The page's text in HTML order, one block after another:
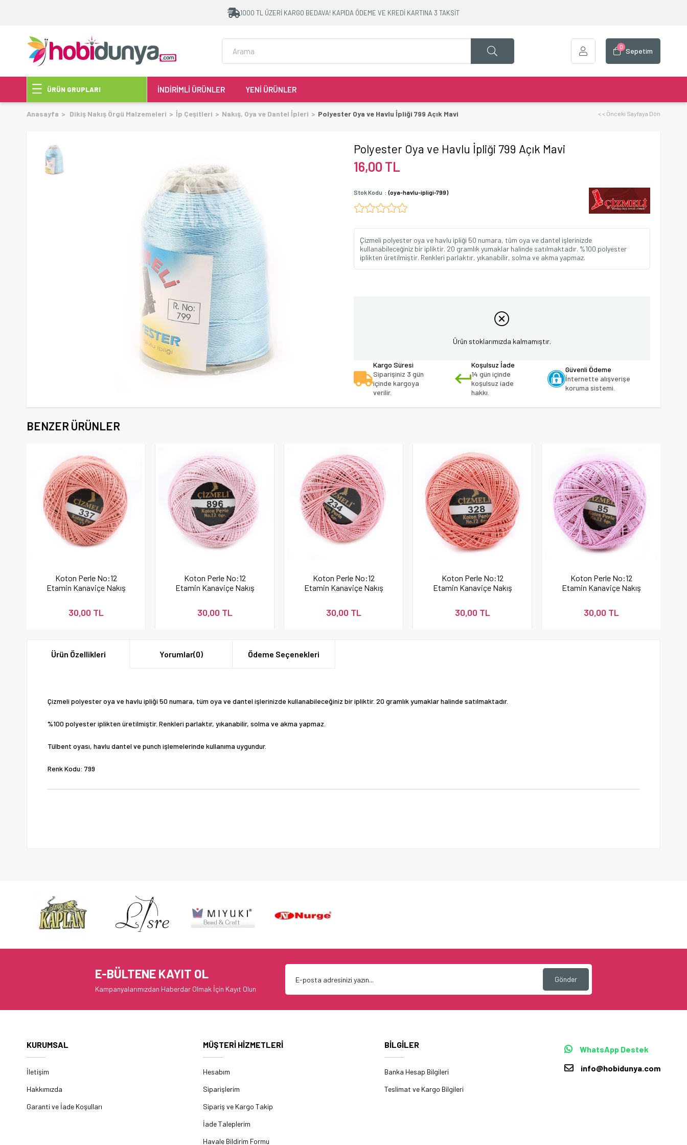
1000 TL ÜZERİ KARGO BEDAVA! KAPIDA ÖDEME VE KREDİ KARTINA 3 TAKSİT
Sepetim
0
ÜRÜN GRUPLARI İNDİRİMLİ ÜRÜNLER YENİ ÜRÜNLER
Anasayfa Dikiş Nakış Örgü Malzemeleri İp Çeşitleri Nakış, Oya ve Dantel İpleri Polyester Oya ve Havlu İpliği 799 Açık Mavi < < Önceki Sayfaya Dön
Polyester Oya ve Havlu İpliği 799 Açık Mavi
16,00 TL
Stok Kodu (oya-havlu-ipligi-799)
Çizmeli polyester oya ve havlu ipliği 50 numara, tüm oya ve dantel işlerinizde
kullanabileceğiniz bir ipliktir. 20 gramlık yumaklar halinde satılmaktadır. %100 polyester
iplikten üretilmiştir. Renkleri parlaktır, yıkanabilir, solma ve akma yapmaz.
Ürün stoklarımızda kalmamıştır.
Kargo Süresi
Siparişiniz 3 gün
içinde kargoya
verilir.
Koşulsuz İade
14 gün içinde
koşulsuz iade
hakkı.
Güvenli Ödeme
İnternette alışverişe
koruma sistemi.
BENZER ÜRÜNLER
Koton Perle No:12
Etamin Kanaviçe Nakış
30,00 TL
Koton Perle No:12
Etamin Kanaviçe Nakış
30,00 TL
Koton Perle No:12
Etamin Kanaviçe Nakış
30,00 TL
Koton Perle No:12
Etamin Kanaviçe Nakış
30,00 TL
Koton Perle No:12
Etamin Kanaviçe Nakış
30,00 TL
Ürün Özellikleri Yorumlar(0) Ödeme Seçenekleri
Çizmeli polyester oya ve havlu ipliği 50 numara, tüm oya ve dantel işlerinizde kullanabileceğiniz bir ipliktir. 20 gramlık yumaklar halinde satılmaktadır.
%100 polyester iplikten üretilmiştir. Renkleri parlaktır, yıkanabilir, solma ve akma yapmaz.
Tülbent oyası, havlu dantel ve punch işlemelerinde kullanıma uygundur.
Renk Kodu: 799
E-BÜLTENE KAYIT OL
Kampanyalarımızdan Haberdar Olmak İçin Kayıt Olun
Gönder
KURUMSAL
İletişim
Hakkımızda
Garanti ve İade Koşulları
MÜŞTERİ HİZMETLERİ
Hesabım
Siparişlerim
Sipariş ve Kargo Takip
İade Taleplerim
Havale Bildirim Formu
BİLGİLER
Banka Hesap Bilgileri
Teslimat ve Kargo Bilgileri
WhatsApp Destek
info@hobidunya.com